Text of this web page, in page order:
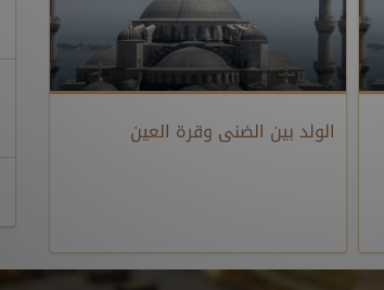
الولد بين الضنى وقرة العين